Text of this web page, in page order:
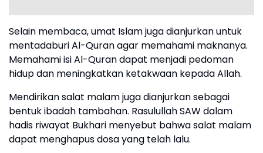
Selain membaca, umat Islam juga dianjurkan untuk
mentadaburi Al-Quran agar memahami maknanya.
Memahami isi Al-Quran dapat menjadi pedoman
hidup dan meningkatkan ketakwaan kepada Allah.
Mendirikan salat malam juga dianjurkan sebagai
bentuk ibadah tambahan. Rasulullah SAW dalam
hadis riwayat Bukhari menyebut bahwa salat malam
dapat menghapus dosa yang telah lalu.